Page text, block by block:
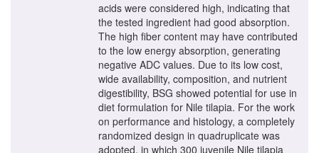
acids were considered high, indicating that
the tested ingredient had good absorption.
The high fiber content may have contributed
to the low energy absorption, generating
negative ADC values. Due to its low cost,
wide availability, composition, and nutrient
digestibility, BSG showed potential for use in
diet formulation for Nile tilapia. For the work
on performance and histology, a completely
randomized design in quadruplicate was
adopted, in which 300 juvenile Nile tilapia